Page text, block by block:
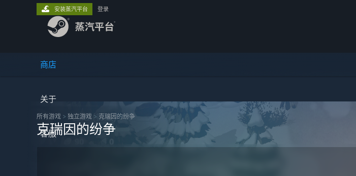
商店
关于
客服
安装蒸汽平台 登录
所有游戏 > 独立‎游戏 > 克瑞因的纷争
克瑞因的纷争